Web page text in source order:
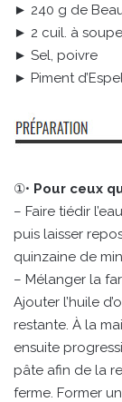
► 240 g de
► 2 cuil. à soupe
► Sel, poivre
► Piment
①• Pour ceux
– Faire tiédir
puis laisser
quinzaine de
– Mélanger la
Ajouter l’huile
restante. À la
ensuite
pâte afin de la
ferme. Former